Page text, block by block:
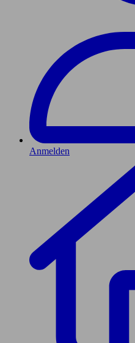
Anmelden